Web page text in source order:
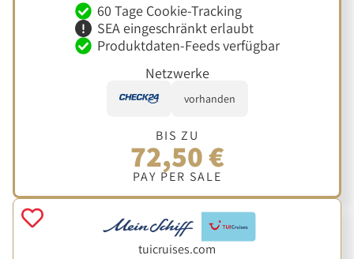
60 Tage Cookie-Tracking
SEA eingeschränkt erlaubt
Produktdaten-Feeds verfügbar
Netzwerke
vorhanden
BIS ZU
72,50 €
PAY PER SALE
tuicruises.com